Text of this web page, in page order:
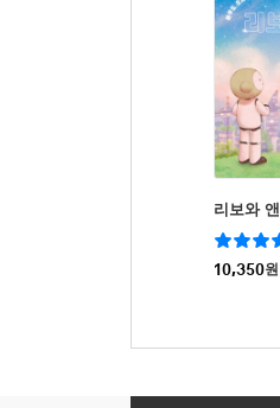
리보와 앤
10,350원